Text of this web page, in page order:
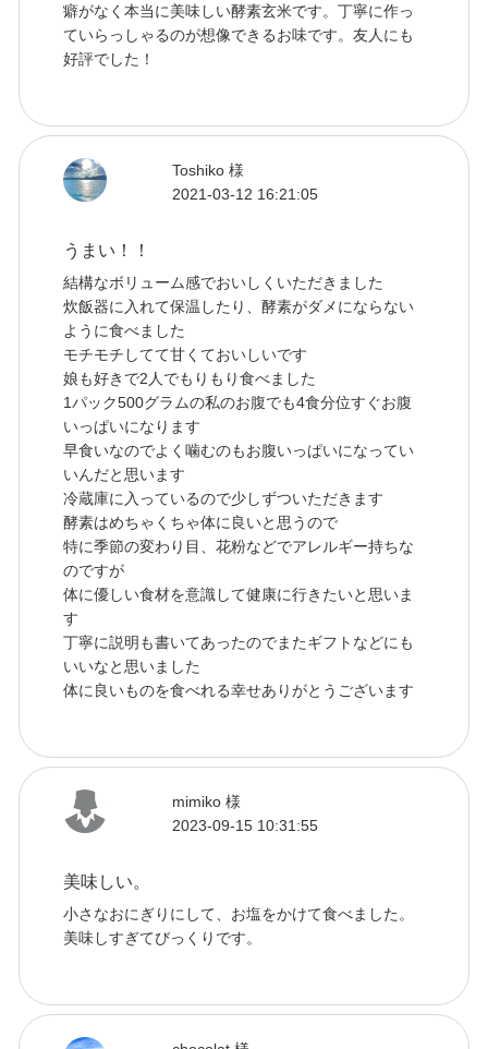
癖がなく本当に美味しい酵素玄米です。丁寧に作っ
ていらっしゃるのが想像できるお味です。友人にも
好評でした！
Toshiko 様
2021-03-12 16:21:05
うまい！！
結構なボリューム感でおいしくいただきました
炊飯器に入れて保温したり、酵素がダメにならない
ように食べました
モチモチしてて甘くておいしいです
娘も好きで2人でもりもり食べました
1パック500グラムの私のお腹でも4食分位すぐお腹
いっぱいになります
早食いなのでよく噛むのもお腹いっぱいになってい
いんだと思います
冷蔵庫に入っているので少しずついただきます
酵素はめちゃくちゃ体に良いと思うので
特に季節の変わり目、花粉などでアレルギー持ちな
のですが
体に優しい食材を意識して健康に行きたいと思いま
す
丁寧に説明も書いてあったのでまたギフトなどにも
いいなと思いました
体に良いものを食べれる幸せありがとうございます
mimiko 様
2023-09-15 10:31:55
美味しい。
小さなおにぎりにして、お塩をかけて食べました。
美味しすぎてびっくりです。